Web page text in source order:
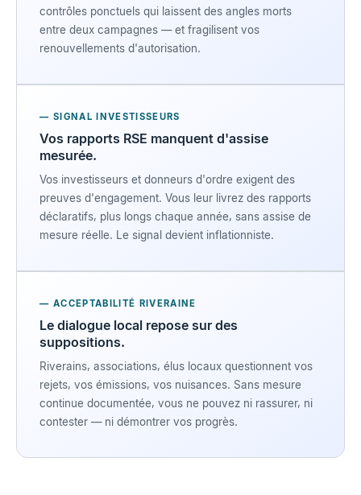
contrôles ponctuels qui laissent des angles morts
entre deux campagnes — et fragilisent vos
renouvellements d'autorisation.
— SIGNAL INVESTISSEURS
Vos rapports RSE manquent d'assise
mesurée.
Vos investisseurs et donneurs d'ordre exigent des
preuves d'engagement. Vous leur livrez des rapports
déclaratifs, plus longs chaque année, sans assise de
mesure réelle. Le signal devient inflationniste.
— ACCEPTABILITÉ RIVERAINE
Le dialogue local repose sur des
suppositions.
Riverains, associations, élus locaux questionnent vos
rejets, vos émissions, vos nuisances. Sans mesure
continue documentée, vous ne pouvez ni rassurer, ni
contester — ni démontrer vos progrès.